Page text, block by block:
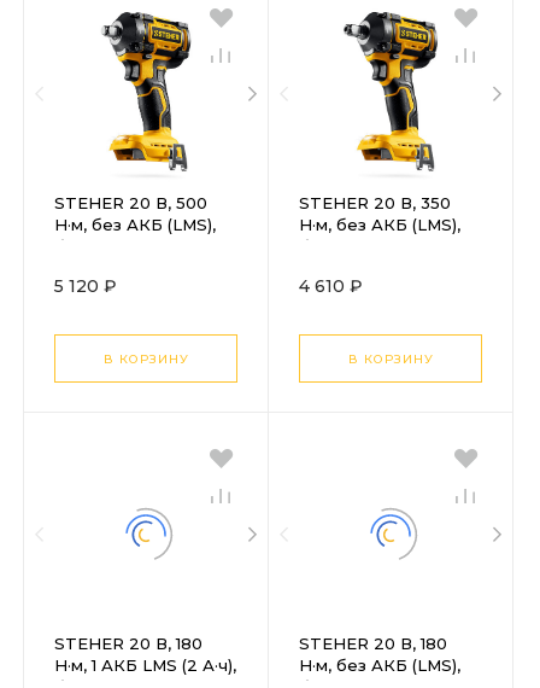
STEHER 20 В, 500
Н·м, без АКБ (LMS),
бесщеточный
(CWB-500)
5 120 ₽
В КОРЗИНУ
STEHER 20 В, 350
Н·м, без АКБ (LMS),
бесщеточный
(CWB-350)
4 610 ₽
В КОРЗИНУ
STEHER 20 В, 180
Н·м, 1 АКБ LMS (2 А·ч),
STEHER 20 В, 180
Н·м, без АКБ (LMS),